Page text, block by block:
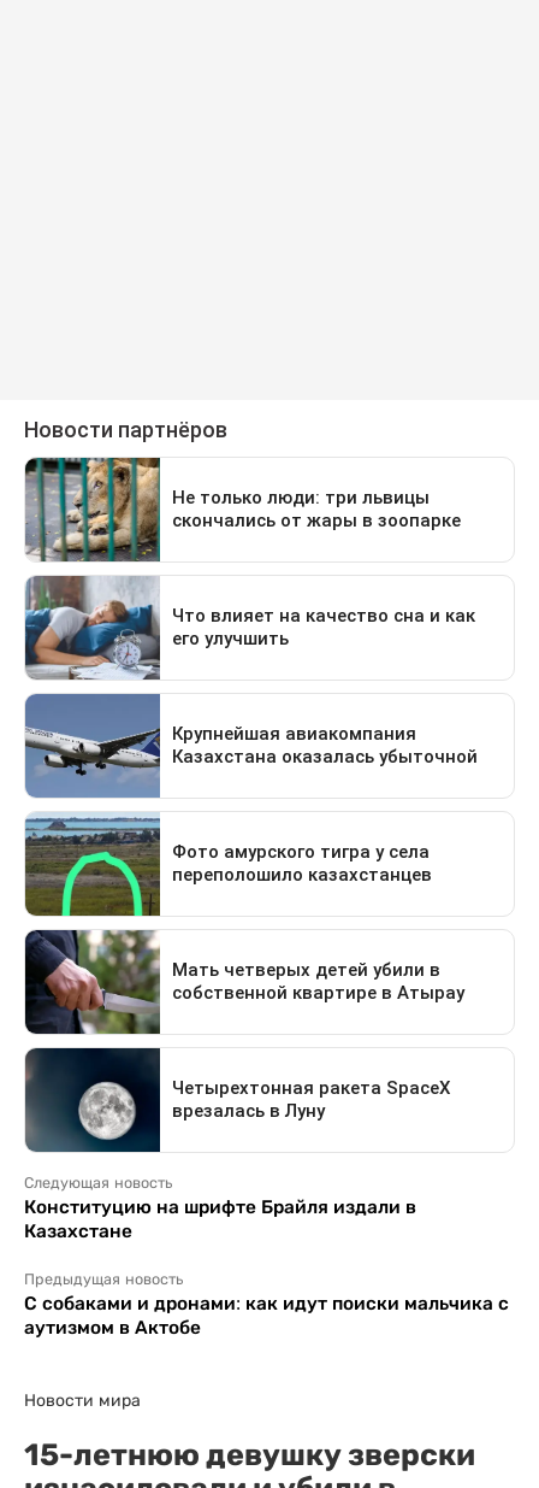
Следующая новость
Конституцию на шрифте Брайля издали в
Казахстане
Предыдущая новость
С собаками и дронами: как идут поиски мальчика с
аутизмом в Актобе
Новости мира
15-летнюю девушку зверски